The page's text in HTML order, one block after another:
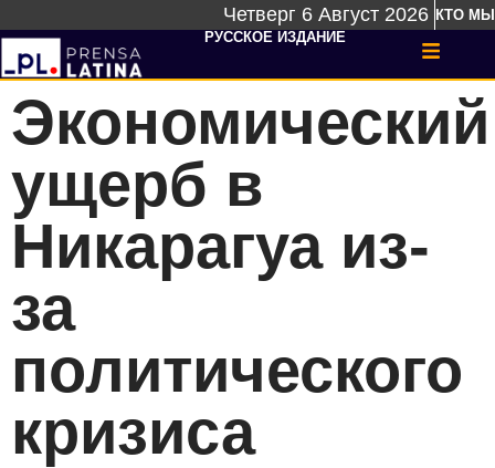
Четверг 6 Август 2026 КТО МЫ
РУССКОЕ ИЗДАНИЕ
Экономический
ущерб в
Никарагуа из-
за
политического
кризиса